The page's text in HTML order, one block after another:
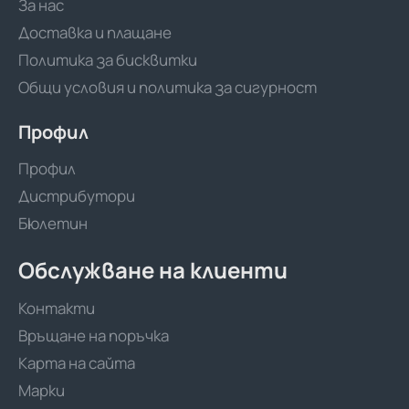
За нас
Доставка и плащане
Политика за бисквитки
Общи условия и политика за сигурност
Профил
Профил
Дистрибутори
Бюлетин
Обслужване на клиенти
Контакти
Връщане на поръчка
Карта на сайта
Марки